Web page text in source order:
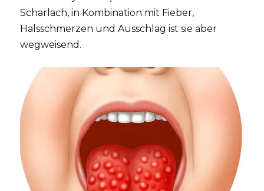
Scharlach, in Kombination mit Fieber,
Halsschmerzen und Ausschlag ist sie aber
wegweisend.